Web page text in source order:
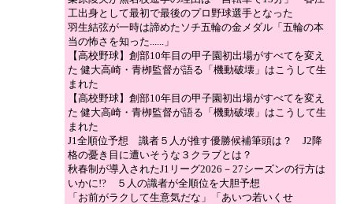
工出身として最初で最後のプロ野球選手となった
羽生結弦が一時は諦めたソチ五輪の金メダル「五輪の本
当の怖さを知った......」
【高校野球】創部10年目の甲子園初出場がすべてを変え
た 健大高崎・青栁監督が語る「機動破壊」はこうして生
まれた
【高校野球】創部10年目の甲子園初出場がすべてを変え
た 健大高崎・青栁監督が語る「機動破壊」はこうして生
まれた
J1全順位予想 識者５人が推す優勝候補筆頭は？ J2降
格の憂き目に遭いそうな３クラブとは？
秋春制が導入されたJ1リーグ2026－27シーズンの行方は
いかに!? ５人の識者が全順位を大胆予想
「お前がラクして生意気だな」「あいつ若いくせ